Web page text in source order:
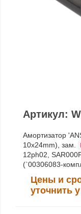
Артикул:
Амортизатор
10x24mm), зам.
12ph02,
(`00306083-
Цены и
уточнить